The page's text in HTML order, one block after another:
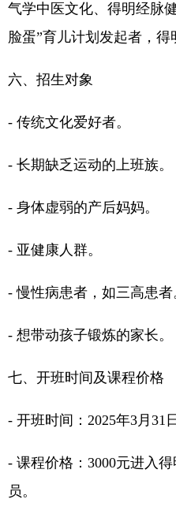
气学中医文化、得明经脉
脸蛋”育儿计划发起者，得
六、招生对象
- 传统文化爱好者。
- 长期缺乏运动的上班族。
- 身体虚弱的产后妈妈。
- 亚健康人群。
- 慢性病患者，如三高患者
- 想带动孩子锻炼的家长。
七、开班时间及课程价格
- 开班时间：2025年3月31日
- 课程价格：3000元进入
员。